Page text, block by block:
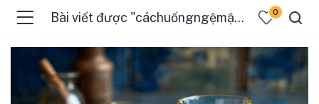
Bài viết được "cáchuốngngệmậtong" 0